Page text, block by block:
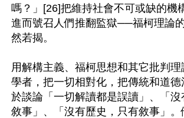
嗎？」[26]把維持社會不可或缺的機
進而號召人們推翻監獄──福柯理論
然若揭。
用解構主義、福柯思想和其它批判
學者，把一切相對化，把傳統和道德
於談論「一切解讀都是誤讀」、「
敘事」、「沒有歷史，只有敘事」